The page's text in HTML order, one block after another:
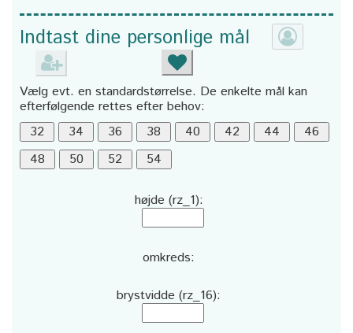
Indtast dine personlige mål
Vælg evt. en standardstørrelse. De enkelte mål kan
efterfølgende rettes efter behov:
højde (rz_1):
omkreds:
brystvidde (rz_16):